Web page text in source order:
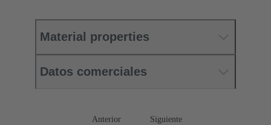
Material properties
Datos comerciales
Anterior Siguiente